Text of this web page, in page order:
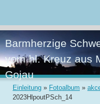
Barmherzige
vom hl. Kreuz aus
Gojau
Einleitung » Fotoalbum »
2023HlpoutPSch_14